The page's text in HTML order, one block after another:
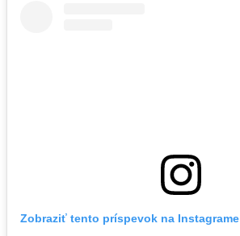
Zobraziť tento príspevok na Instagrame